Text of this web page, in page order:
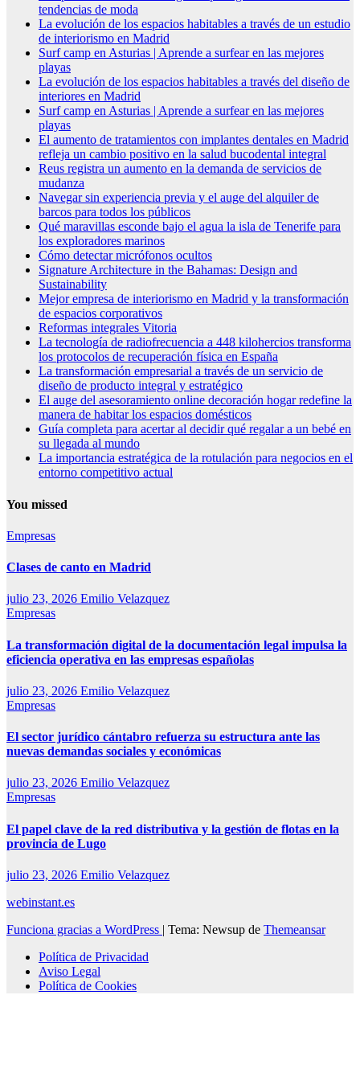
tendencias de moda
La evolución de los espacios habitables a través de un estudio
de interiorismo en Madrid
Surf camp en Asturias | Aprende a surfear en las mejores
playas
La evolución de los espacios habitables a través del diseño de
interiores en Madrid
Surf camp en Asturias | Aprende a surfear en las mejores
playas
El aumento de tratamientos con implantes dentales en Madrid
refleja un cambio positivo en la salud bucodental integral
Reus registra un aumento en la demanda de servicios de
mudanza
Navegar sin experiencia previa y el auge del alquiler de
barcos para todos los públicos
Qué maravillas esconde bajo el agua la isla de Tenerife para
los exploradores marinos
Cómo detectar micrófonos ocultos
Signature Architecture in the Bahamas: Design and
Sustainability
Mejor empresa de interiorismo en Madrid y la transformación
de espacios corporativos
Reformas integrales Vitoria
La tecnología de radiofrecuencia a 448 kilohercios transforma
los protocolos de recuperación física en España
La transformación empresarial a través de un servicio de
diseño de producto integral y estratégico
El auge del asesoramiento online decoración hogar redefine la
manera de habitar los espacios domésticos
Guía completa para acertar al decidir qué regalar a un bebé en
su llegada al mundo
La importancia estratégica de la rotulación para negocios en el
entorno competitivo actual
You missed
Empresas
Clases de canto en Madrid
julio 23, 2026 Emilio Velazquez
Empresas
La transformación digital de la documentación legal impulsa la
eficiencia operativa en las empresas españolas
julio 23, 2026 Emilio Velazquez
Empresas
El sector jurídico cántabro refuerza su estructura ante las
nuevas demandas sociales y económicas
julio 23, 2026 Emilio Velazquez
Empresas
El papel clave de la red distributiva y la gestión de flotas en la
provincia de Lugo
julio 23, 2026 Emilio Velazquez
webinstant.es
Funciona gracias a WordPress | Tema: Newsup de Themeansar
Política de Privacidad
Aviso Legal
Política de Cookies